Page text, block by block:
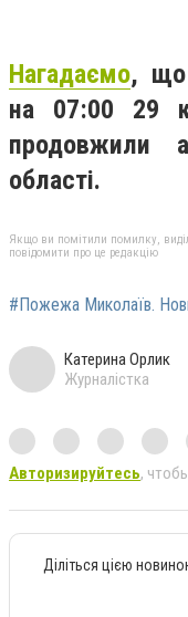
Нагадаємо, що
на 07:00 29
продовжили
області.
Якщо ви помітили помилку,
повідомити про це редакцію
#Пожежа Миколаїв.
Катерина Орлик
Журналістка
Авторизируйтесь,
Діліться цією